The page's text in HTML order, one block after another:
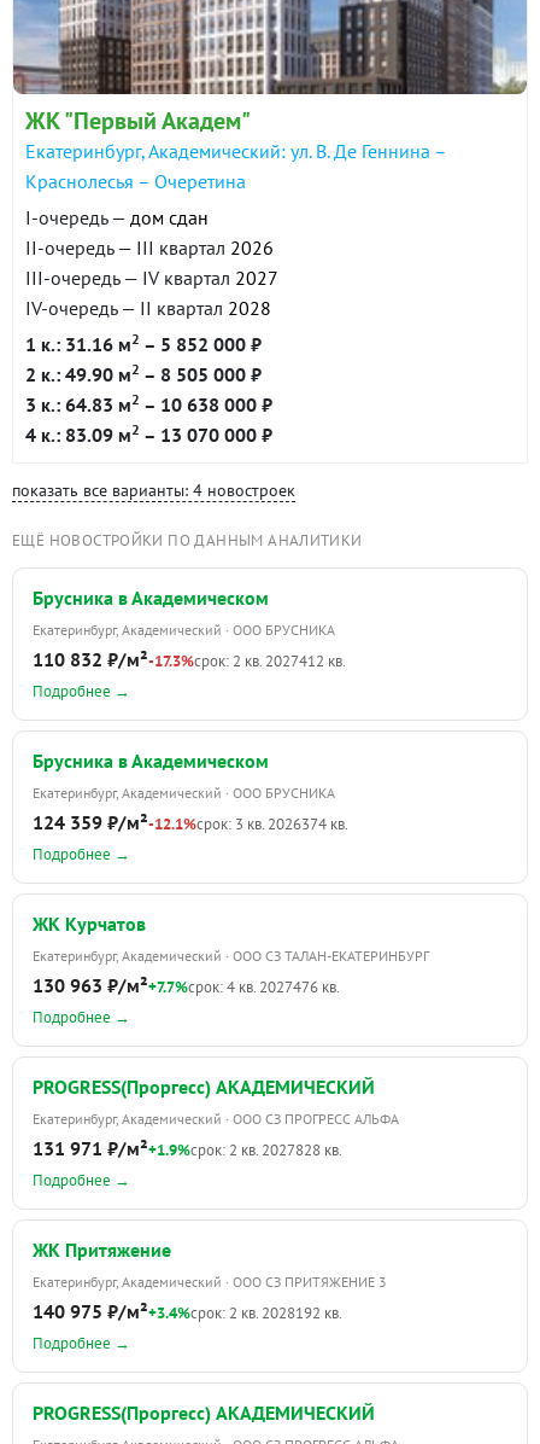
ЖК "Первый Академ"
Екатеринбург, Академический: ул. В. Де Геннина –
Краснолесья – Очеретина
I-очередь — дом сдан
II-очередь — III квартал 2026
III-очередь — IV квартал 2027
IV-очередь — II квартал 2028
1 к.: 31.16 м2 – 5 852 000 ₽
2 к.: 49.90 м2 – 8 505 000 ₽
3 к.: 64.83 м2 – 10 638 000 ₽
4 к.: 83.09 м2 – 13 070 000 ₽
показать все варианты: 4 новостроек
ЕЩЁ НОВОСТРОЙКИ ПО ДАННЫМ АНАЛИТИКИ
Брусника в Академическом
Екатеринбург, Академический · ООО БРУСНИКА
110 832 ₽/м²-17.3%срок: 2 кв. 2027412 кв.
Подробнее →
Брусника в Академическом
Екатеринбург, Академический · ООО БРУСНИКА
124 359 ₽/м²-12.1%срок: 3 кв. 2026374 кв.
Подробнее →
ЖК Курчатов
Екатеринбург, Академический · ООО СЗ ТАЛАН-ЕКАТЕРИНБУРГ
130 963 ₽/м²+7.7%срок: 4 кв. 2027476 кв.
Подробнее →
PROGRESS(Проргесс) АКАДЕМИЧЕСКИЙ
Екатеринбург, Академический · ООО СЗ ПРОГРЕСС АЛЬФА
131 971 ₽/м²+1.9%срок: 2 кв. 2027828 кв.
Подробнее →
ЖК Притяжение
Екатеринбург, Академический · ООО СЗ ПРИТЯЖЕНИЕ 3
140 975 ₽/м²+3.4%срок: 2 кв. 2028192 кв.
Подробнее →
PROGRESS(Проргесс) АКАДЕМИЧЕСКИЙ